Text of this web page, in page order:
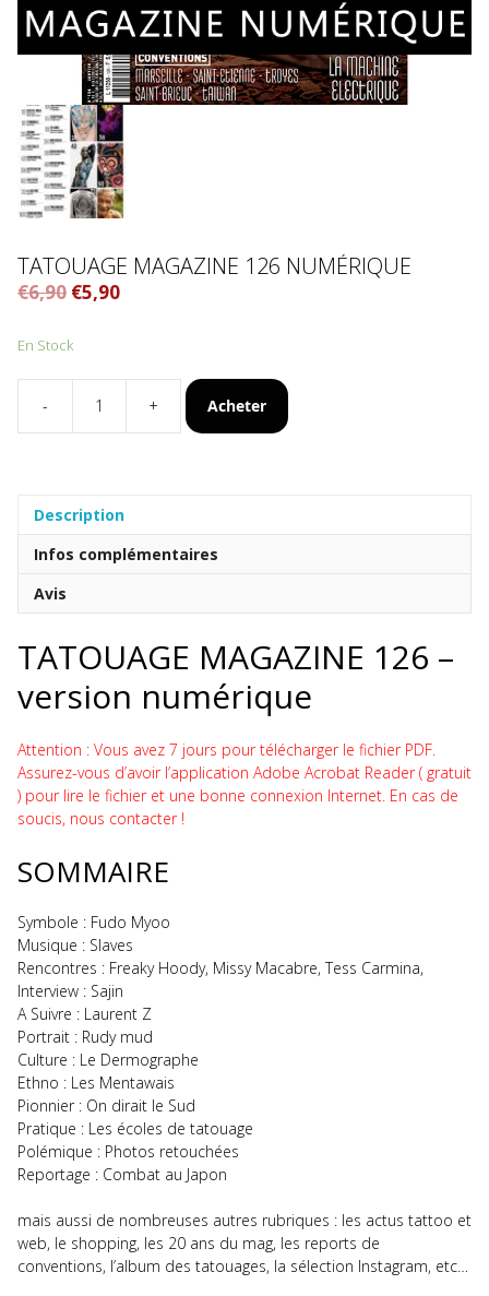
TATOUAGE MAGAZINE 126 NUMÉRIQUE
€6,90 €5,90
En Stock
-
quantité
de
numérique
+ Acheter
Description
Infos complémentaires
Avis
TATOUAGE MAGAZINE 126 –
version numérique
Attention : Vous avez 7 jours pour télécharger le fichier PDF.
Assurez-vous d’avoir l’application Adobe Acrobat Reader ( gratuit
) pour lire le fichier et une bonne connexion Internet. En cas de
soucis, nous contacter !
SOMMAIRE
Symbole : Fudo Myoo
Musique : Slaves
Rencontres : Freaky Hoody, Missy Macabre, Tess Carmina,
Interview : Sajin
A Suivre : Laurent Z
Portrait : Rudy mud
Culture : Le Dermographe
Ethno : Les Mentawais
Pionnier : On dirait le Sud
Pratique : Les écoles de tatouage
Polémique : Photos retouchées
Reportage : Combat au Japon
mais aussi de nombreuses autres rubriques : les actus tattoo et
web, le shopping, les 20 ans du mag, les reports de
conventions, l’album des tatouages, la sélection Instagram, etc…